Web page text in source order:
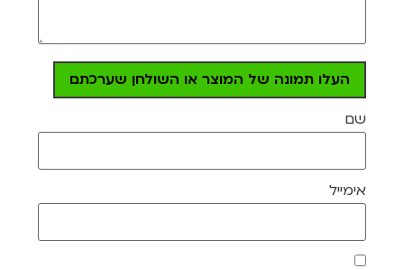
העלו תמונה של המוצר או השולחן שערכתם
שם
אימייל